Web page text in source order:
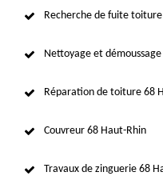
Recherche de fuite
Nettoyage et
Réparation de toiture 68
Couvreur 68 Haut-Rhin
Travaux de zinguerie 68